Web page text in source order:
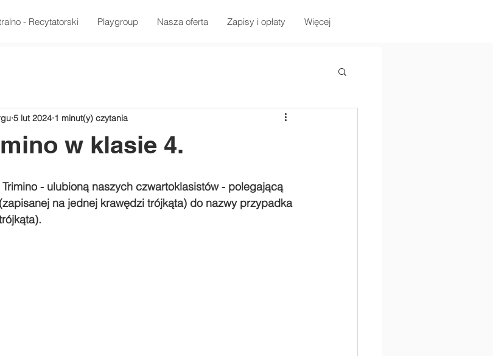
- Recytatorski Playgroup Nasza oferta Zapisy i opłaty Więcej
w klasie 4.
5 lut 2024 1 minut(y) czytania
- ulubioną naszych czwartoklasistów - polegającą
na jednej krawędzi trójkąta) do nazwy przypadka